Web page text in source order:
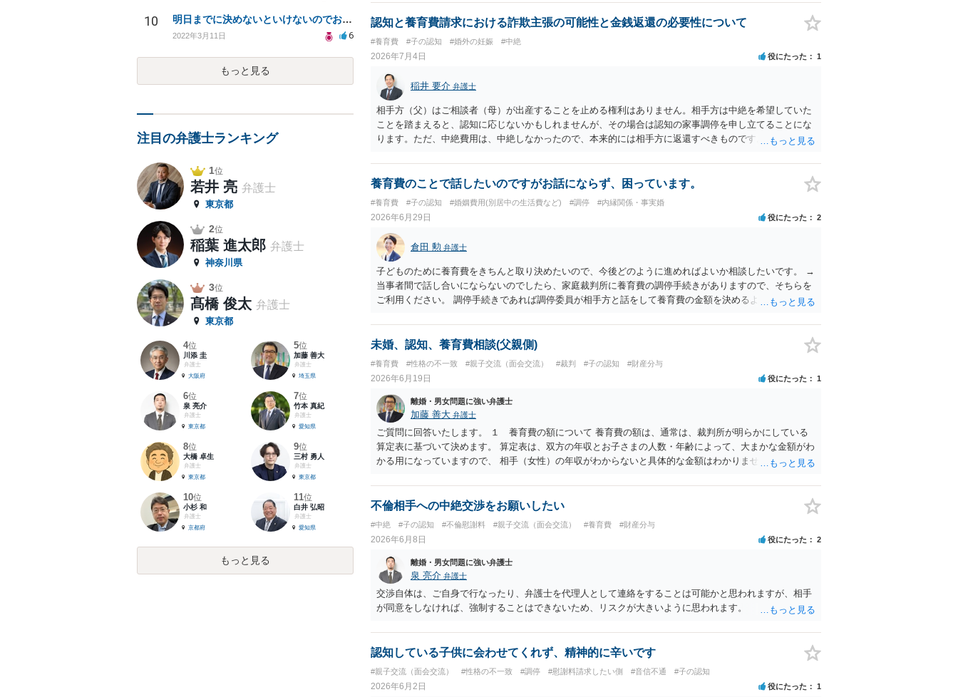
う。
認知と養育費請求における詐欺主張の可能性と金銭返還の必要性について
#養育費 #子の認知 #婚外の妊娠 #中絶
2026年7月4日 役にたった 1
稲井 要介 弁護士
相手方（父）はご相談者（母）が出産することを止める権利はありません。相手方は中絶を希望していた
ことを踏まえると、認知に応じないかもしれませんが、その場合は認知の家事調停を申し立てることにな
ります。ただ、中絶費用は、中絶しなかったので、本来的には相手方に返還すべきものです。
養育費のことで話したいのですがお話にならず、困っています。
#養育費 #子の認知 #婚姻費用(別居中の生活費など) #調停 #内縁関係・事実婚
2026年6月29日 役にたった 2
倉田 勲 弁護士
子どものために養育費をきちんと取り決めたいので、今後どのように進めればよいか相談したいです。 →
当事者間で話し合いにならないのでしたら、家庭裁判所に養育費の調停手続きがありますので、そちらを
ご利用ください。 調停手続きであれば調停委員が相手方と話をして養育費の金額を決めるよう勧めてくれ
ります。
未婚、認知、養育費相談(父親側)
#養育費 #性格の不一致 #親子交流（面会交流） #裁判 #子の認知 #財産分与
2026年6月19日 役にたった 1
離婚・男女問題に強い弁護士
加藤 善大 弁護士
ご質問に回答いたします。 １ 養育費の額について 養育費の額は、通常は、裁判所が明らかにしている
算定表に基づいて決めます。 算定表は、双方の年収とお子さまの人数・年齢によって、大まかな金額がわ
かる用になっていますので、 相手（女性）の年収がわからないと具体的な金額はわかりません。 例え
で算定することがありますが、 いずれも、月額養育費は４万円から６万円の範囲になると思われます（年
収ゼロとすると６万円に近づき、年収１００万円とすると４万円に近づく感じです。）。 （息子さんの支
ついて 相手の言い分はおそらく、財産分与をしたいということだと思われます。 原則として、財産分与
は、結婚した後に離婚した場合、 結婚期間中に築いた財産を、原則として半分ずつ分けるものですから、
結婚していない場合は、財産分与の必要はありません。 婚約解消の場合は、財産分与は認められません。
ただ、内縁関係にあって、それを解消した場合は、財産分与が認められます。 仮に財産分与が必要だとし
ても （ご記載の内容だけでは判断できませんがおそらく財産分与が必要な可能性は低いと思います
が。）、 財産分与は、その同居期間について認められるものですので、 財産分与の対象となる財産は、
わずかだと思われます。 （マンションを例にとると、マンション自体が財産分与の対象になるのではな
く、 マンションの価値と残ローンの差額が財産分与の対象になり得ます。） （なお、財産分与が問題に
なるとしても、例えば、自動車を息子さんがそれまでの貯金で購入した場合は、 そもそも、財産分与の対
象にはなりません。） ３ 裁判になった場合にどうすべきか 養育費や財産分与に争いがある場合は、調
停・審判になりますが、 その場合は、弁護士にご依頼になり、必要な主張をしていくといいですよ。 ご
質問に対する回答は以上ですが、可能であれば、ご依頼になるかは別にして、お近くの弁護士に直接相談
不倫相手への中絶交渉をお願いしたい
#中絶 #子の認知 #不倫慰謝料 #親子交流（面会交流） #養育費 #財産分与
2026年6月8日 役にたった 2
離婚・男女問題に強い弁護士
泉 亮介 弁護士
交渉自体は、ご自身で行なったり、弁護士を代理人として連絡をすることは可能かと思われますが、相手
が同意をしなければ、強制することはできないため、リスクが大きいように思われます。
認知している子供に会わせてくれず、精神的に辛いです
#親子交流（面会交流） #性格の不一致 #調停 #慰謝料請求したい側 #音信不通 #子の認知
2026年6月2日 役にたった 1
10 明日までに決めないといけないのでお願いします。
2022年3月11日 6
もっと見る
注目の弁護士ランキング
1位
若井 亮 弁護士
東京都
2位
稲葉 進太郎 弁護士
神奈川県
3位
髙橋 俊太 弁護士
東京都
4位
川添 圭
弁護士
大阪府
5位
加藤 善大
弁護士
埼玉県
6位
泉 亮介
弁護士
東京都
7位
竹本 真紀
弁護士
愛知県
8位
大橋 卓生
弁護士
東京都
9位
三村 勇人
弁護士
東京都
10位
小杉 和
弁護士
京都府
11位
白井 弘昭
弁護士
愛知県
もっと見る